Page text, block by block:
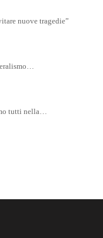
nuove tragedie”
tutti nella…